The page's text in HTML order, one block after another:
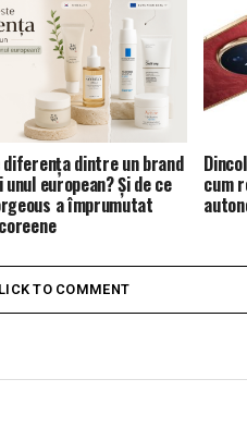
diferența dintre un brand
unul european? Și de ce
a împrumutat
cum
TO COMMENT